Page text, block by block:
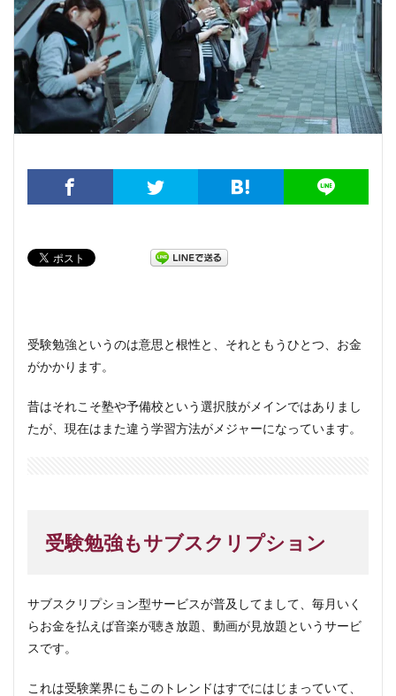
受験勉強というのは意思と根性と、それともうひとつ、お金
がかかります。
昔はそれこそ塾や予備校という選択肢がメインではありまし
たが、現在はまた違う学習方法がメジャーになっています。
受験勉強もサブスクリプション
サブスクリプション型サービスが普及してまして、毎月いく
らお金を払えば音楽が聴き放題、動画が見放題というサービ
スです。
これは受験業界にもこのトレンドはすでにはじまっていて、